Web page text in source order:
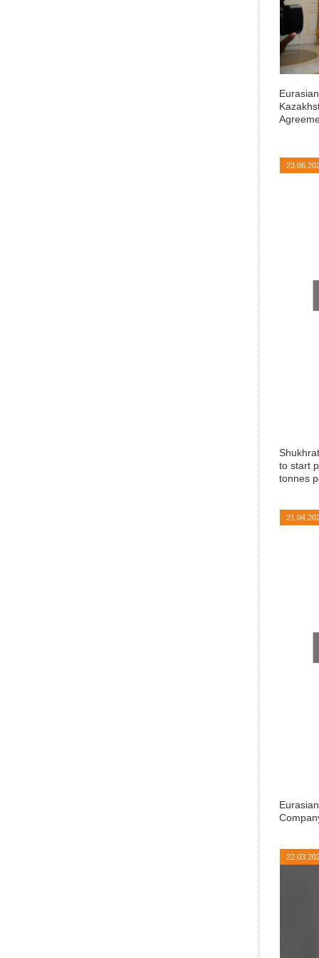
to start
tonnes